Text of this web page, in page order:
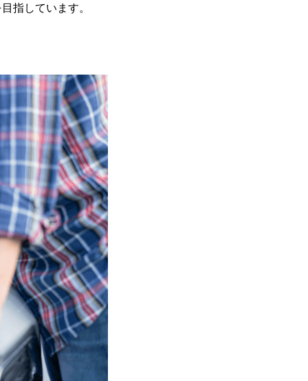
指しています。